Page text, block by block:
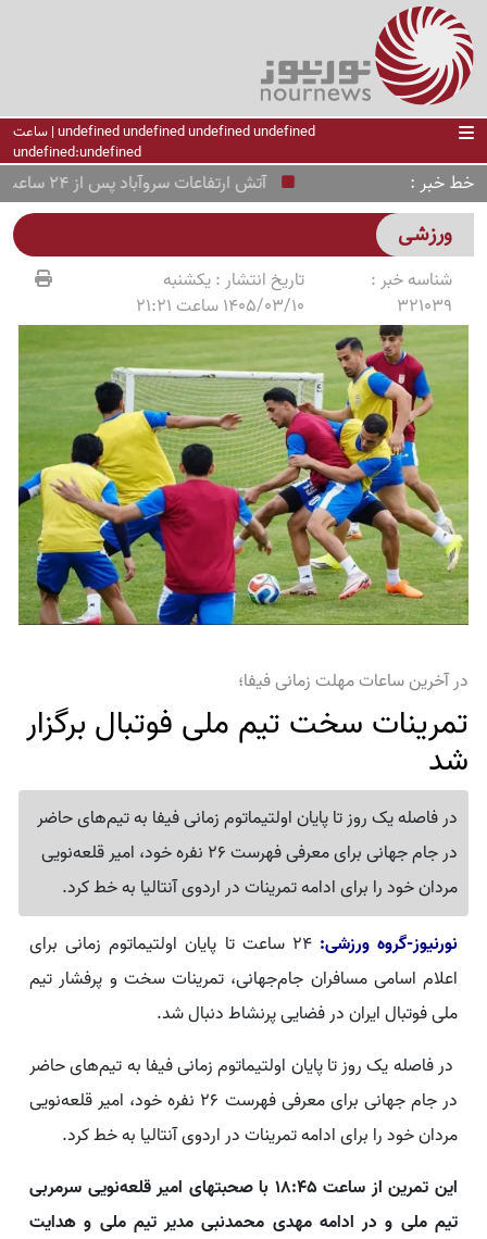
undefined undefined undefined undefined | ساعت
undefined:undefined
خط خبر آتش ارتفاعات سروآباد پس از 24 ساعت مهار شد
ورزشی
شناسه خبر :
321039
تاریخ انتشار :یکشنبه
1405/03/10 ساعت 21:21
در آخرین ساعات مهلت زمانی فیفا؛
تمرینات سخت تیم ملی فوتبال برگزار
شد
در فاصله یک روز تا پایان اولتیماتوم زمانی فیفا به تیم‌های حاضر
در جام جهانی برای معرفی فهرست 26 نفره خود، امیر قلعه‌نویی
مردان خود را برای ادامه تمرینات در اردوی آنتالیا به خط کرد.
نورنیوز-گروه ورزشی:
۲۴ ساعت تا پایان اولتیماتوم زمانی برای
اعلام اسامی مسافران جام‌جهانی، تمرینات سخت و پرفشار تیم
ملی فوتبال ایران در فضایی پرنشاط دنبال شد.
در فاصله یک روز تا پایان اولتیماتوم زمانی فیفا به تیم‌های حاضر
در جام جهانی برای معرفی فهرست ٢۶ نفره خود، امیر قلعه‌نویی
مردان خود را برای ادامه تمرینات در اردوی آنتالیا به خط کرد.
این تمرین از ساعت ١٨:۴۵ با صحبتهای امیر قلعه‌نویی سرمربی
تیم ملی و در ادامه مهدی محمدنبی مدیر تیم ملی و هدایت